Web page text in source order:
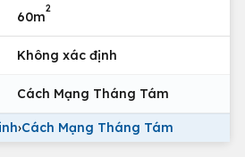
60m
2
Không xác định
Cách Mạng Tháng Tám
›Cách Mạng Tháng Tám